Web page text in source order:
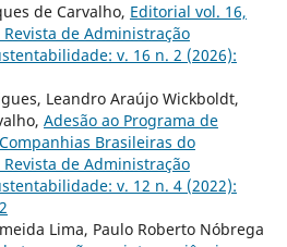
de Carvalho, Editorial vol. 16,
Revista de Administração
v. 16 n. 2 (2026):
Leandro Araújo Wickboldt,
Adesão ao Programa de
Brasileiras do
Revista de Administração
v. 12 n. 4 (2022):
Lima, Paulo Roberto Nóbrega